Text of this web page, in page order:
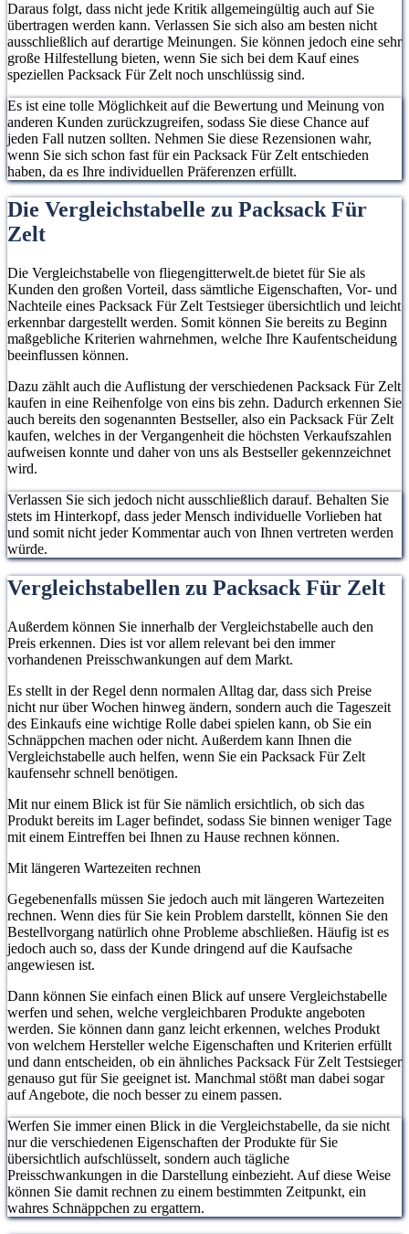
Daraus folgt, dass nicht jede Kritik allgemeingültig auch auf Sie
übertragen werden kann. Verlassen Sie sich also am besten nicht
ausschließlich auf derartige Meinungen. Sie können jedoch eine sehr
große Hilfestellung bieten, wenn Sie sich bei dem Kauf eines
speziellen Packsack Für Zelt noch unschlüssig sind.
Es ist eine tolle Möglichkeit auf die Bewertung und Meinung von
anderen Kunden zurückzugreifen, sodass Sie diese Chance auf
jeden Fall nutzen sollten. Nehmen Sie diese Rezensionen wahr,
wenn Sie sich schon fast für ein Packsack Für Zelt entschieden
haben, da es Ihre individuellen Präferenzen erfüllt.
Die Vergleichstabelle zu Packsack Für
Zelt
Die Vergleichstabelle von fliegengitterwelt.de bietet für Sie als
Kunden den großen Vorteil, dass sämtliche Eigenschaften, Vor- und
Nachteile eines Packsack Für Zelt Testsieger übersichtlich und leicht
erkennbar dargestellt werden. Somit können Sie bereits zu Beginn
maßgebliche Kriterien wahrnehmen, welche Ihre Kaufentscheidung
beeinflussen können.
Dazu zählt auch die Auflistung der verschiedenen Packsack Für Zelt
kaufen in eine Reihenfolge von eins bis zehn. Dadurch erkennen Sie
auch bereits den sogenannten Bestseller, also ein Packsack Für Zelt
kaufen, welches in der Vergangenheit die höchsten Verkaufszahlen
aufweisen konnte und daher von uns als Bestseller gekennzeichnet
wird.
Verlassen Sie sich jedoch nicht ausschließlich darauf. Behalten Sie
stets im Hinterkopf, dass jeder Mensch individuelle Vorlieben hat
und somit nicht jeder Kommentar auch von Ihnen vertreten werden
würde.
Vergleichstabellen zu Packsack Für Zelt
Außerdem können Sie innerhalb der Vergleichstabelle auch den
Preis erkennen. Dies ist vor allem relevant bei den immer
vorhandenen Preisschwankungen auf dem Markt.
Es stellt in der Regel denn normalen Alltag dar, dass sich Preise
nicht nur über Wochen hinweg ändern, sondern auch die Tageszeit
des Einkaufs eine wichtige Rolle dabei spielen kann, ob Sie ein
Schnäppchen machen oder nicht. Außerdem kann Ihnen die
Vergleichstabelle auch helfen, wenn Sie ein Packsack Für Zelt
kaufensehr schnell benötigen.
Mit nur einem Blick ist für Sie nämlich ersichtlich, ob sich das
Produkt bereits im Lager befindet, sodass Sie binnen weniger Tage
mit einem Eintreffen bei Ihnen zu Hause rechnen können.
Mit längeren Wartezeiten rechnen
Gegebenenfalls müssen Sie jedoch auch mit längeren Wartezeiten
rechnen. Wenn dies für Sie kein Problem darstellt, können Sie den
Bestellvorgang natürlich ohne Probleme abschließen. Häufig ist es
jedoch auch so, dass der Kunde dringend auf die Kaufsache
angewiesen ist.
Dann können Sie einfach einen Blick auf unsere Vergleichstabelle
werfen und sehen, welche vergleichbaren Produkte angeboten
werden. Sie können dann ganz leicht erkennen, welches Produkt
von welchem Hersteller welche Eigenschaften und Kriterien erfüllt
und dann entscheiden, ob ein ähnliches Packsack Für Zelt Testsieger
genauso gut für Sie geeignet ist. Manchmal stößt man dabei sogar
auf Angebote, die noch besser zu einem passen.
Werfen Sie immer einen Blick in die Vergleichstabelle, da sie nicht
nur die verschiedenen Eigenschaften der Produkte für Sie
übersichtlich aufschlüsselt, sondern auch tägliche
Preisschwankungen in die Darstellung einbezieht. Auf diese Weise
können Sie damit rechnen zu einem bestimmten Zeitpunkt, ein
wahres Schnäppchen zu ergattern.